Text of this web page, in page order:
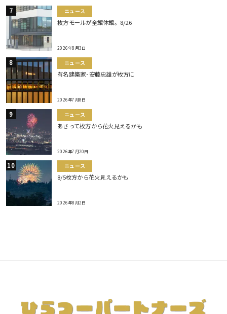
ニュース
枚方モールが全館休館。8/26
2026年8月3日
ニュース
有名建築家･安藤忠雄が枚方に
2026年7月8日
ニュース
あさって枚方から花火見えるかも
2026年7月20日
ニュース
8/5枚方から花火見えるかも
2026年8月2日